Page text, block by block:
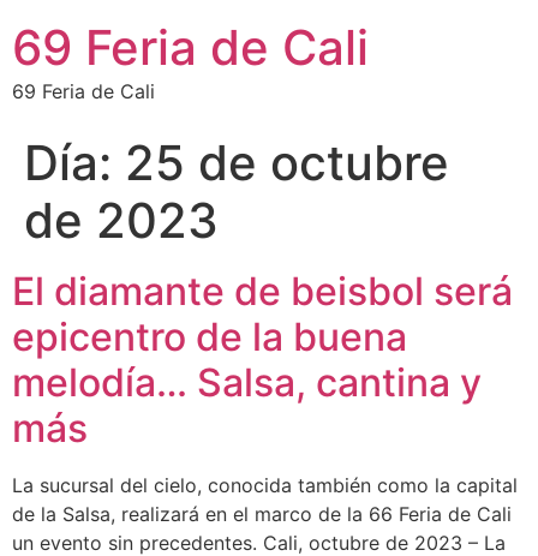
69 Feria de Cali
69 Feria de Cali
Día: 25 de octubre
de 2023
El diamante de beisbol será
epicentro de la buena
melodía… Salsa, cantina y
más
La sucursal del cielo, conocida también como la capital
de la Salsa, realizará en el marco de la 66 Feria de Cali
un evento sin precedentes. Cali, octubre de 2023 – La